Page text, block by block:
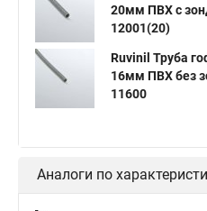
20мм ПВХ с
12001(20)
Ruvinil Труба
16мм ПВХ без
11600
Аналоги по